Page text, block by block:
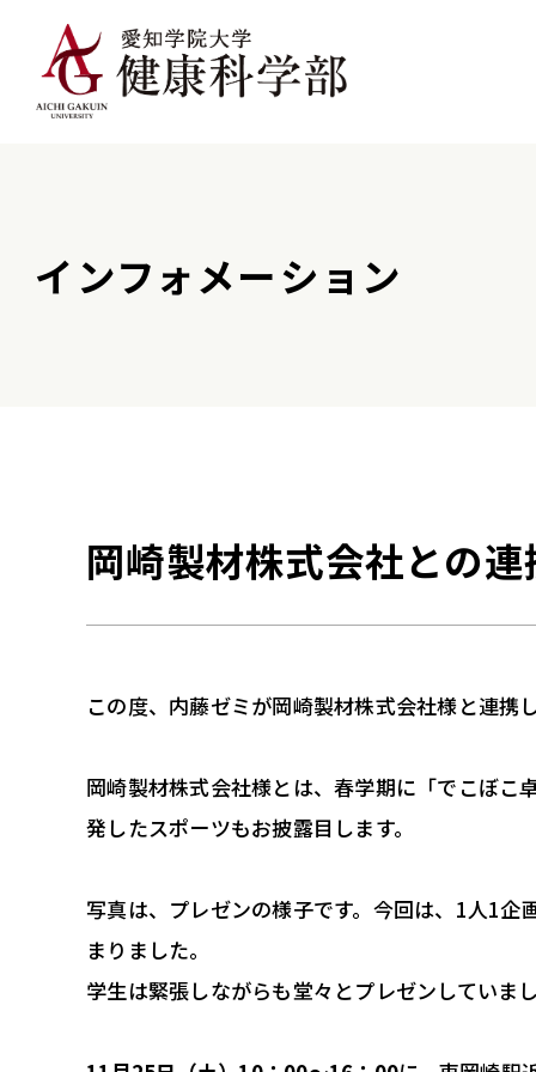
インフォメーション
岡崎製材株式会社との
この度、内藤ゼミが岡崎製材株式会社様と連
岡崎製材株式会社様とは、春学期に「でこぼこ
発したスポーツもお披露目します。
写真は、プレゼンの様子です。今回は、1人1
まりました。
学生は緊張しながらも堂々とプレゼンしていま